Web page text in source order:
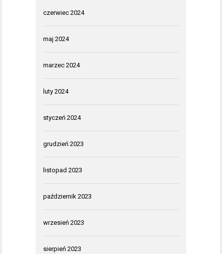
czerwiec 2024
maj 2024
marzec 2024
luty 2024
styczeń 2024
grudzień 2023
listopad 2023
październik 2023
wrzesień 2023
sierpień 2023